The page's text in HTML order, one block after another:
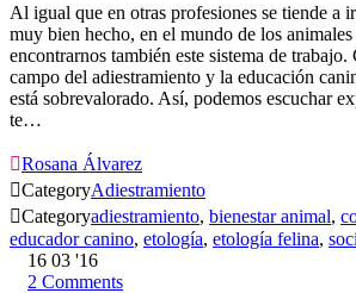
Al igual que en otras profesiones se tiende a
muy bien hecho, en el mundo de los
encontrarnos también este sistema de trabajo.
campo del adiestramiento y la educación
está sobrevalorado. Así, podemos escuchar
te…
Rosana Álvarez
CategoryAdiestramiento
Categoryadiestramiento, bienestar animal,
educador canino, etología, etología felina,
16 03 '16
2 Comments